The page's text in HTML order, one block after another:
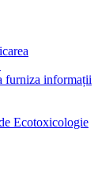
furniza informații
Ecotoxicologie